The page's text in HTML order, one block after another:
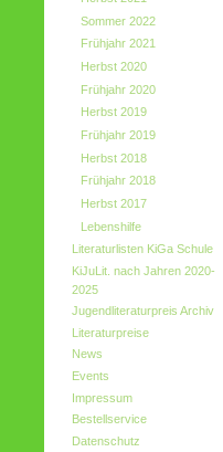
Sommer 2022
Frühjahr 2021
Herbst 2020
Frühjahr 2020
Herbst 2019
Frühjahr 2019
Herbst 2018
Frühjahr 2018
Herbst 2017
Lebenshilfe
Literaturlisten KiGa Schule
KiJuLit. nach Jahren 2020-
2025
Jugendliteraturpreis Archiv
Literaturpreise
News
Events
Impressum
Bestellservice
Datenschutz